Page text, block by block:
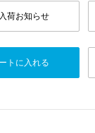
荷お知らせ
トに入れる